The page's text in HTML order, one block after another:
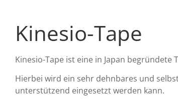
Kinesio-Tape
Kinesio-Tape ist eine in Japan begründete
Hierbei wird ein sehr dehnbares und
unterstützend eingesetzt werden kann.